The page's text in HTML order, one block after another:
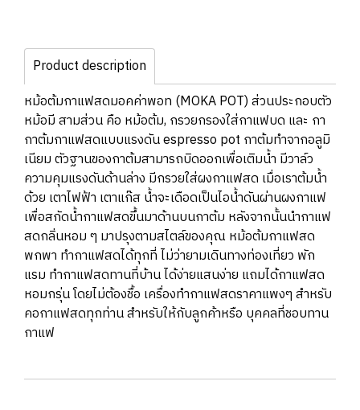
Product description
หม้อต้มกาแฟสดมอคค่าพอท (MOKA POT) ส่วนประกอบตัว
หม้อมี สามส่วน คือ หม้อต้ม, กรวยกรองใส่กาแฟบด และ กา
กาต้มกาแฟสดแบบแรงดัน espresso pot กาต้มทำจากอลูมิ
เนียม ตัวฐานของกาต้มสามารถบิดออกเพื่อเติมน้ำ มีวาล์ว
ความคุมแรงดันด้านล่าง มีกรวยใส่ผงกาแฟสด เมื่อเราต้มน้ำ
ด้วย เตาไฟฟ้า เตาแก๊ส น้ำจะเดือดเป็นไอน้ำดันผ่านผงกาแฟ
เพื่อสกัดน้ำกาแฟสดขึ้นมาด้านบนกาต้ม หลังจากนั้นนำกาแฟ
สดกลิ่นหอม ๆ มาปรุงตามสไตล์ของคุณ หม้อต้มกาแฟสด
พกพา ทำกาแฟสดได้ทุกที่ ไม่ว่ายามเดินทางท่องเที่ยว พัก
แรม ทำกาแฟสดทานที่บ้าน ได้ง่ายแสนง่าย แถมได้กาแฟสด
หอมกรุ่น โดยไม่ต้องชื้อ เครื่องทำกาแฟสดราคาแพงๆ สำหรับ
คอกาแฟสดทุกท่าน สำหรับให้กับลูกค้าหรือ บุคคลที่ชอบทาน
กาแฟ